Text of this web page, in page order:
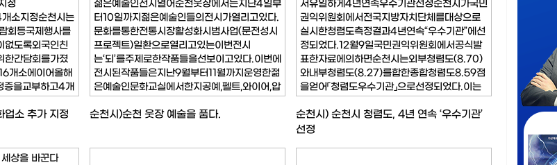
정
소지정순천시는
회등국제행사를
없도록외국인친
한간담회를가졌
개소에이어올해
증을교부하고4개
로시설및환경을
업소 추가 지정
젊은예술인전시열어순천웃장에서는지난4일부
터10일까지젊은예술인들의전시가열리고있다.
문화를통한전통시장활성화시범사업(문전성시
프로젝트)일환으로열리고있는이번전시
는‘되’를주제로한작품들을선보이고있다.이번에
전시된작품들은지난9월부터11월까지운영한젊
은예술인문화교실에서한지공예,펠트,와이어,압
양한공예작가들이참여해만든결과물이다.특히,
순천시)순천 웃장 예술을 품다.
서유일하게4년연속우수기관선정순천시가국민
권익위원회에서전국지방자치단체를대상으로
실시한청렴도측정결과4년연속“우수기관”에선
정되었다.12월9일국민권익위원회에서공식발
표한자료에의하면순천시는외부청렴도(8.70)
와내부청렴도(8.27)를합한종합청렴도8.59점
을얻어「청렴도우수기관」으로선정되었다.이는
관에선정된것으로순천시가부정부패없는청렴
한도시임을다시한번입증하게된것이다.이
순천시) 순천시 청렴도, 4년 연속 ‘우수기관’
선정
상을 바꾼다